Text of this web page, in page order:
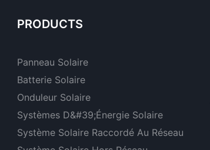
PRODUCTS
Panneau Solaire
Batterie Solaire
Onduleur Solaire
Systèmes D&#39;énergie Solaire
Système Solaire Raccordé Au Réseau